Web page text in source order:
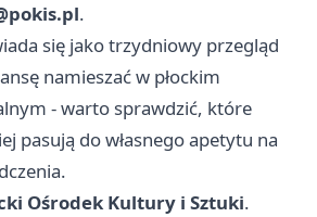
.
się jako trzydniowy przegląd
namieszać w płockim
- warto sprawdzić, które
pasują do własnego apetytu na
Ośrodek Kultury i Sztuki.